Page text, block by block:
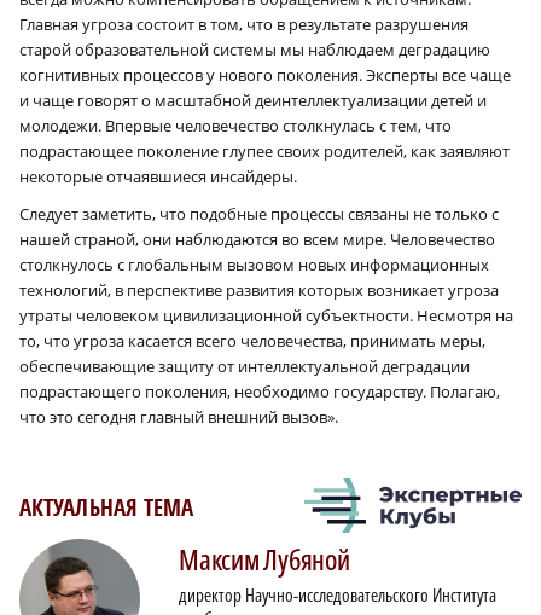
Главная угроза состоит в том, что в результате разрушения
старой образовательной системы мы наблюдаем деградацию
когнитивных процессов у нового поколения. Эксперты все чаще
и чаще говорят о масштабной деинтеллектуализации детей и
молодежи. Впервые человечество столкнулась с тем, что
подрастающее поколение глупее своих родителей, как заявляют
некоторые отчаявшиеся инсайдеры.
Следует заметить, что подобные процессы связаны не только с
нашей страной, они наблюдаются во всем мире. Человечество
столкнулось с глобальным вызовом новых информационных
технологий, в перспективе развития которых возникает угроза
утраты человеком цивилизационной субъектности. Несмотря на
то, что угроза касается всего человечества, принимать меры,
обеспечивающие защиту от интеллектуальной деградации
подрастающего поколения, необходимо государству. Полагаю,
что это сегодня главный внешний вызов».
АКТУАЛЬНАЯ ТЕМА
МаксимЛубяной
директор Научно-исследовательского Института